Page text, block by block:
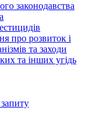
законодавства
про розвиток і
та заходи
та інших угідь